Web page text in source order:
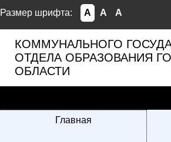
Размер шрифта: A A A
КОММУНАЛЬНОГО
ОТДЕЛА ОБРАЗОВАНИЯ
ОБЛАСТИ
Главная